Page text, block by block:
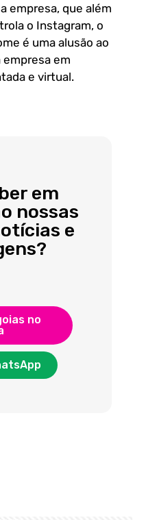
empresa, que além
o Instagram, o
é uma alusão ao
em
e virtual.⁣
em
nossas
e
no